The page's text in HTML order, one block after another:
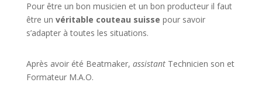
Pour être un bon musicien et un bon producteur il faut
être un véritable couteau suisse pour savoir
s’adapter à toutes les situations.
Après avoir été Beatmaker, assistant Technicien son et
Formateur M.A.O.